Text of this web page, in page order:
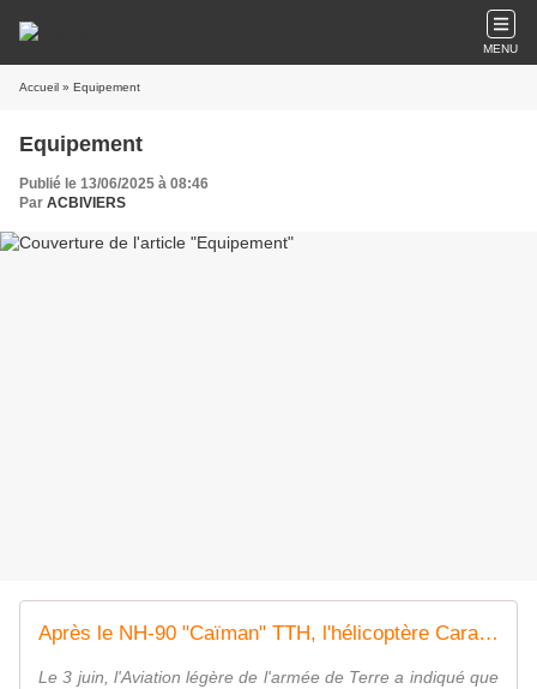
MENU
Accueil » Equipement
Equipement
Publié le 13/06/2025 à 08:46
Par ACBIVIERS
Après le NH-90 "Caïman" TTH, l'hélicoptère Caracal arrive à Djibouti - Zone Militaire
Le 3 juin, l'Aviation légère de l'armée de Terre a indiqué que